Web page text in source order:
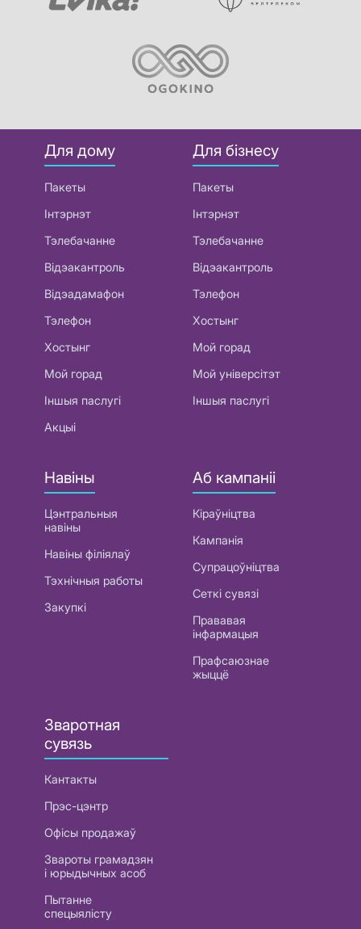
Для дому
Пакеты
Інтэрнэт
Тэлебачанне
Відэакантроль
Відэадамафон
Тэлефон
Хостынг
Мой горад
Іншыя паслугі
Акцыі
Для бізнесу
Пакеты
Інтэрнэт
Тэлебачанне
Відэакантроль
Тэлефон
Хостынг
Мой горад
Мой універсітэт
Іншыя паслугі
Навіны
Цэнтральныя
навіны
Навіны філіялаў
Тэхнічныя работы
Закупкі
Аб кампаніі
Кіраўніцтва
Кампанія
Супрацоўніцтва
Сеткі сувязі
Прававая
інфармацыя
Прафсаюзнае
жыццё
Зваротная
сувязь
Кантакты
Прэс-цэнтр
Офісы продажаў
Звароты грамадзян
і юрыдычных асоб
Пытанне
спецыялісту